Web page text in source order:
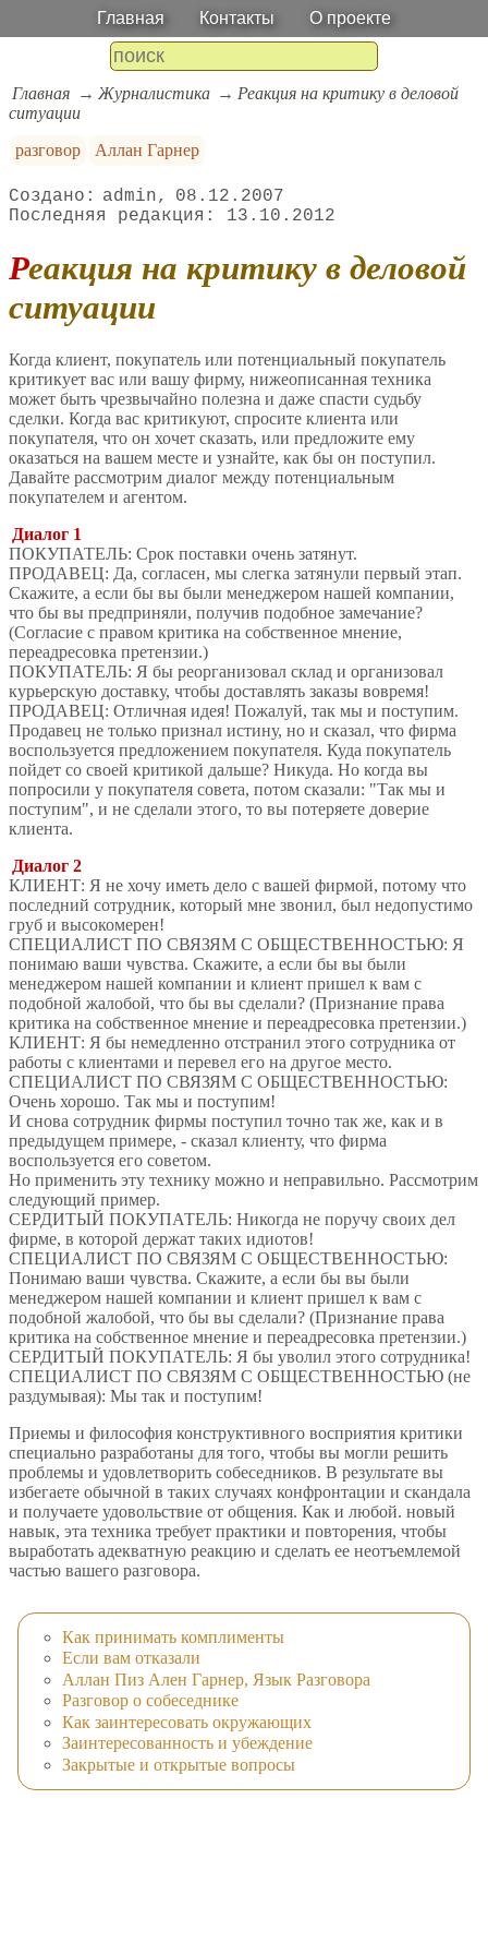
Главная Контакты О проекте
Главная Журналистика
Реакция на критику в деловой
ситуации
разговор
Аллан Гарнер
admin
08.12.2007
13.10.2012
Реакция на критику в деловой
ситуации
Когда клиент, покупатель или потенциальный покупатель
критикует вас или вашу фирму, нижеописанная техника
может быть чрезвычайно полезна и даже спасти судьбу
сделки. Когда вас критикуют, спросите клиента или
покупателя, что он хочет сказать, или предложите ему
оказаться на вашем месте и узнайте, как бы он поступил.
Давайте рассмотрим диалог между потенциальным
покупателем и агентом.
Диалог 1
ПОКУПАТЕЛЬ: Срок поставки очень затянут.
ПРОДАВЕЦ: Да, согласен, мы слегка затянули первый этап.
Скажите, а если бы вы были менеджером нашей компании,
что бы вы предприняли, получив подобное замечание?
(Согласие с правом критика на собственное мнение,
переадресовка претензии.)
ПОКУПАТЕЛЬ: Я бы реорганизовал склад и организовал
курьерскую доставку, чтобы доставлять заказы вовремя!
ПРОДАВЕЦ: Отличная идея! Пожалуй, так мы и поступим.
Продавец не только признал истину, но и сказал, что фирма
воспользуется предложением покупателя. Куда покупатель
пойдет со своей критикой дальше? Никуда. Но когда вы
попросили у покупателя совета, потом сказали: "Так мы и
поступим", и не сделали этого, то вы потеряете доверие
клиента.
Диалог 2
КЛИЕНТ: Я не хочу иметь дело с вашей фирмой, потому что
последний сотрудник, который мне звонил, был недопустимо
груб и высокомерен!
СПЕЦИАЛИСТ ПО СВЯЗЯМ С ОБЩЕСТВЕННОСТЬЮ: Я
понимаю ваши чувства. Скажите, а если бы вы были
менеджером нашей компании и клиент пришел к вам с
подобной жалобой, что бы вы сделали? (Признание права
критика на собственное мнение и переадресовка претензии.)
КЛИЕНТ: Я бы немедленно отстранил этого сотрудника от
работы с клиентами и перевел его на другое место.
СПЕЦИАЛИСТ ПО СВЯЗЯМ С ОБЩЕСТВЕННОСТЬЮ:
Очень хорошо. Так мы и поступим!
И снова сотрудник фирмы поступил точно так же, как и в
предыдущем примере, - сказал клиенту, что фирма
воспользуется его советом.
Но применить эту технику можно и неправильно. Рассмотрим
следующий пример.
СЕРДИТЫЙ ПОКУПАТЕЛЬ: Никогда не поручу своих дел
фирме, в которой держат таких идиотов!
СПЕЦИАЛИСТ ПО СВЯЗЯМ С ОБЩЕСТВЕННОСТЬЮ:
Понимаю ваши чувства. Скажите, а если бы вы были
менеджером нашей компании и клиент пришел к вам с
подобной жалобой, что бы вы сделали? (Признание права
критика на собственное мнение и переадресовка претензии.)
СЕРДИТЫЙ ПОКУПАТЕЛЬ: Я бы уволил этого сотрудника!
СПЕЦИАЛИСТ ПО СВЯЗЯМ С ОБЩЕСТВЕННОСТЬЮ (не
раздумывая): Мы так и поступим!
Приемы и философия конструктивного восприятия критики
специально разработаны для того, чтобы вы могли решить
проблемы и удовлетворить собеседников. В результате вы
избегаете обычной в таких случаях конфронтации и скандала
и получаете удовольствие от общения. Как и любой. новый
навык, эта техника требует практики и повторения, чтобы
выработать адекватную реакцию и сделать ее неотъемлемой
частью вашего разговора.
Как принимать комплименты
Если вам отказали
Аллан Пиз Ален Гарнер, Язык Разговора
Разговор о собеседнике
Как заинтересовать окружающих
Заинтересованность и убеждение
Закрытые и открытые вопросы